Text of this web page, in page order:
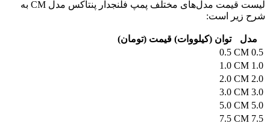
لیست قیمت مدل‌های مختلف پمپ فلنجدار پنتاکس مدل CM به
شرح زیر است:
مدل توان (کیلووات) قیمت (تومان)
CM 0.5
0.5
CM 1.0
1.0
CM 2.0
2.0
CM 3.0
3.0
CM 5.0
5.0
CM 7.5
7.5